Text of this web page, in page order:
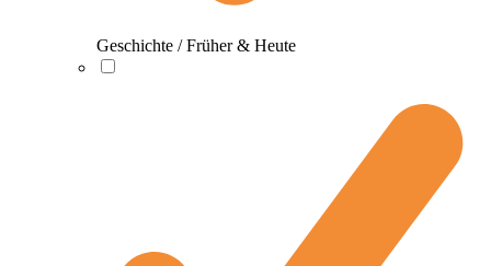
Geschichte / Früher & Heute